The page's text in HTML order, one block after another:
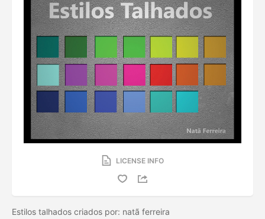
LICENSE INFO
Estilos talhados criados por: natã ferreira